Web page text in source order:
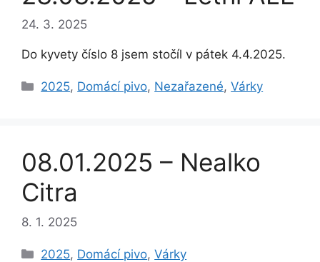
24. 3. 2025
Do kyvety číslo 8 jsem stočíl v pátek 4.4.2025.
Rubriky
2025, Domácí pivo, Nezařazené,Várky
08.01.2025 – Nealko
Citra
8. 1. 2025
Rubriky
2025, Domácí pivo,Várky